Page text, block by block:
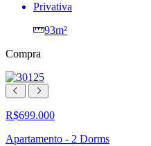
Privativa
93m²
Compra
R$699.000
Apartamento - 2 Dorms